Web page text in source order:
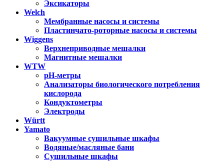
Эксикаторы
Welch
Мембранные насосы и системы
Пластинчато-роторные насосы и системы
Wiggens
Верхнеприводные мешалки
Магнитные мешалки
WTW
pH-метры
Анализаторы биологического потребления
кислорода
Кондуктометры
Электроды
Württ
Yamato
Вакуумные сушильные шкафы
Водяные/масляные бани
Сушильные шкафы